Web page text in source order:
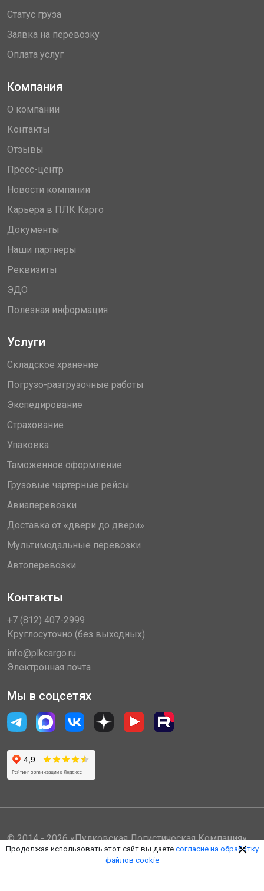
Статус груза
Заявка на перевозку
Оплата услуг
Компания
О компании
Контакты
Отзывы
Пресс-центр
Новости компании
Карьера в ПЛК Карго
Документы
Наши партнеры
Реквизиты
ЭДО
Полезная информация
Услуги
Складское хранение
Погрузо-разгрузочные работы
Экспедирование
Страхование
Упаковка
Таможенное оформление
Грузовые чартерные рейсы
Авиаперевозки
Доставка от «двери до двери»
Мультимодальные перевозки
Автоперевозки
Контакты
+7 (812) 407-2999
Круглосуточно (без выходных)
info@plkcargo.ru
Электронная почта
Мы в соцсетях
© 2014 - 2026 «Пулковская Логистическая Компания»
(ООО «ПЛК»)
Обработка персональных данных
Продолжая использовать этот сайт вы даете согласие на обработку
файлов cookie